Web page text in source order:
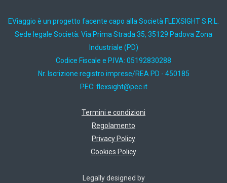
EViaggio è un progetto facente capo alla Società FLEXSIGHT S.R.L.
Sede legale Società: Via Prima Strada 35, 35129 Padova Zona
Industriale (PD)
Codice Fiscale e P.IVA: 05192830288
Nr. Iscrizione registro imprese/REA PD - 450185
PEC: ti.cep@thgisxelf
Termini e condizioni
Regolamento
Privacy Policy
Cookies Policy
Legally designed by